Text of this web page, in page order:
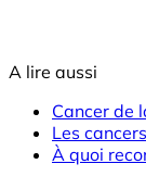
A lire aussi
Cancer de
Les
À quoi